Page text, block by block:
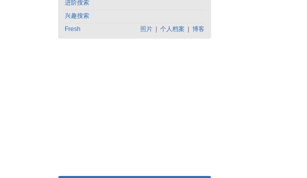
进阶搜索
兴趣搜索
Fresh
照片 个人档案 博客